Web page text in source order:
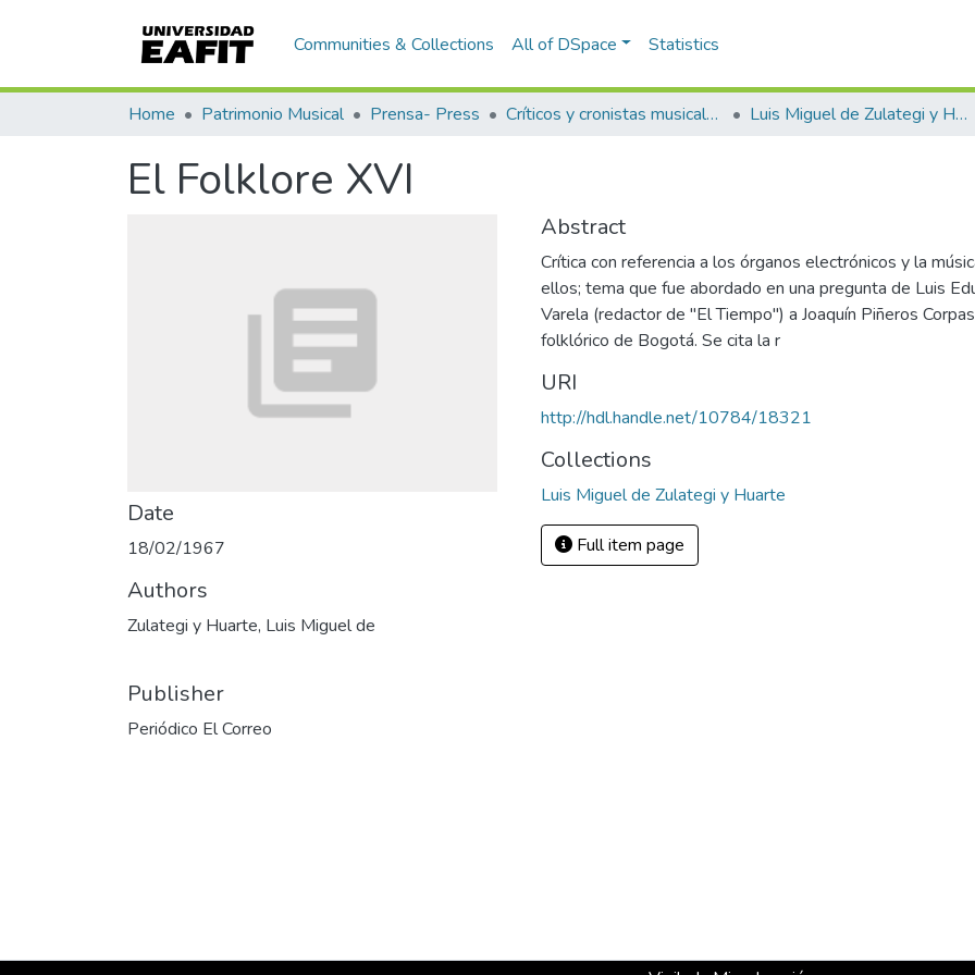
Communities & Collections All of DSpace Statistics
Home Patrimonio Musical Prensa- Press Críticos y cronistas musicales Luis Miguel de Zulategi y Huarte
El Folklore XVI
Date
18/02/1967
Authors
Zulategi y Huarte, Luis Miguel de
Publisher
Periódico El Correo
Abstract
Crítica con referencia a los órganos electrónicos y la
ellos; tema que fue abordado en una pregunta de Luis
Varela (redactor de "El Tiempo") a Joaquín Piñeros
folklórico de Bogotá. Se cita la r
URI
http://hdl.handle.net/10784/18321
Collections
Luis Miguel de Zulategi y Huarte
Full item page